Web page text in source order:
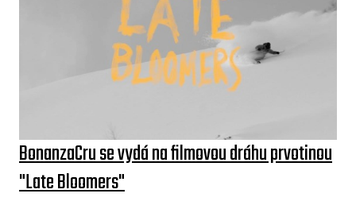
BonanzaCru se vydá na filmovou dráhu prvotinou
"Late Bloomers"